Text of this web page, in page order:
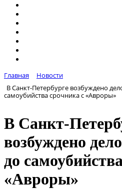
Главная
Новости
В Санкт-Петербурге возбуждено
самоубийства срочника с «Авроры»
В Санкт-
возбуждено
до
«Авроры»